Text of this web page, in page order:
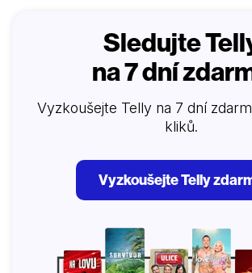
Sledujte
na 7 dní
Vyzkoušejte Telly na 7 dní
kliků.
Vyzkoušejte Telly